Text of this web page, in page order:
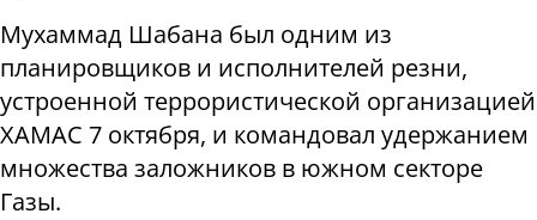
Мухаммад Шабана был одним из
планировщиков и исполнителей резни,
устроенной террористической организацией
ХАМАС 7 октября, и командовал удержанием
множества заложников в южном секторе
Газы.